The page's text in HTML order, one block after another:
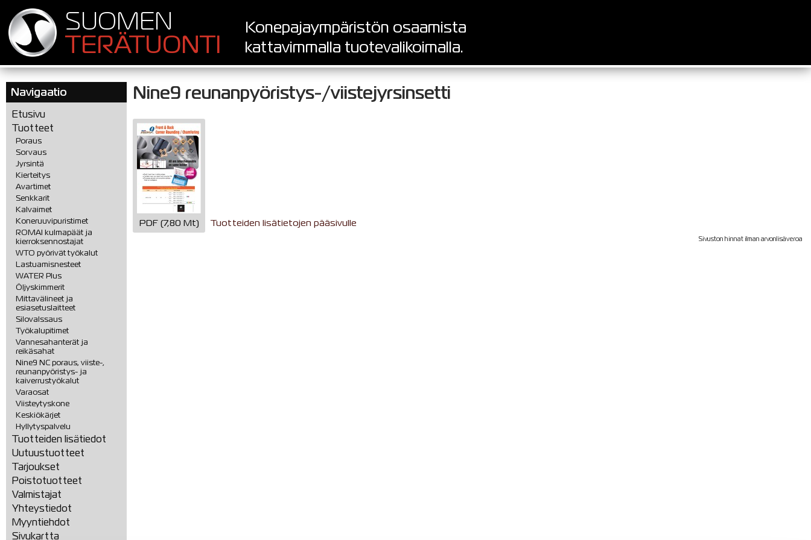
SUOMEN
TERÄTUONTI
Konepajaympäristön osaamista
kattavimmalla tuotevalikoimalla.
Navigaatio
Etusivu
Tuotteet
Poraus
Sorvaus
Jyrsintä
Kierteitys
Avartimet
Senkkarit
Kalvaimet
Koneruuvipuristimet
ROMAI kulmapäät ja
kierroksennostajat
WTO pyörivät työkalut
Lastuamisnesteet
WATER Plus
Öljyskimmerit
Mittavälineet ja
esiasetuslaitteet
Silovalssaus
Työkalupitimet
Vannesahanterät ja
reikäsahat
Nine9 NC poraus, viiste-,
reunanpyöristys- ja
kaiverrustyökalut
Varaosat
Viisteytyskone
Keskiökärjet
Hyllytyspalvelu
Tuotteiden lisätiedot
Uutuustuotteet
Tarjoukset
Poistotuotteet
Valmistajat
Yhteystiedot
Myyntiehdot
Sivukartta
Nine9 reunanpyöristys-/viistejyrsinsetti
PDF (7,80 Mt) Tuotteiden lisätietojen pääsivulle
Sivuston hinnat ilman arvonlisäveroa